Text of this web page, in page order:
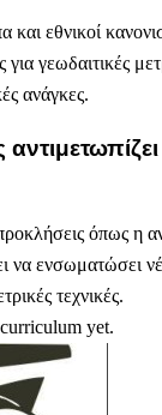
εθνικοί
για γεωδαιτικές
ανάγκες.
όπως η
να ενσωματώσει
τεχνικές.
yet.